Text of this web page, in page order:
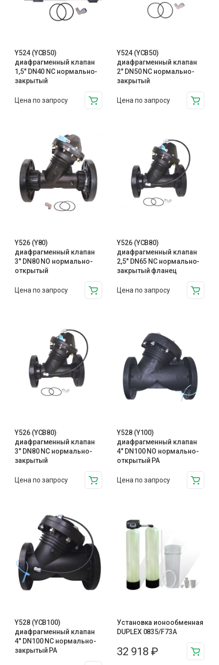
Y524 (YCB50)
диафрагменный клапан
1,5″ DN40 NC нормально-
закрытый
Цена по запросу
Y524 (YCB50)
диафрагменный клапан
2″ DN50 NC нормально-
закрытый
Цена по запросу
Y526 (Y80)
диафрагменный клапан
3″ DN80 NO нормально-
открытый
Цена по запросу
Y526 (YCB80)
диафрагменный клапан
2,5″ DN65 NC нормально-
закрытый фланец
Цена по запросу
Y526 (YCB80)
диафрагменный клапан
3″ DN80 NC нормально-
закрытый
Цена по запросу
Y528 (Y100)
диафрагменный клапан
4″ DN100 NO нормально-
открытый PA
Цена по запросу
Y528 (YCB100)
диафрагменный клапан
4″ DN100 NC нормально-
закрытый PA
Установка ионообменная
DUPLEX 0835/F73A
32 918 ₽